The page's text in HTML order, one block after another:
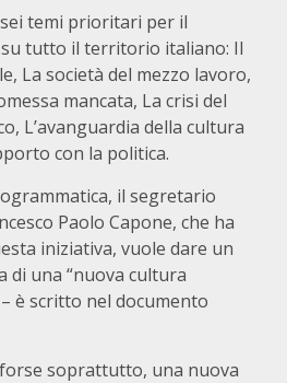
temi prioritari per il
tutto il territorio italiano: Il
La società del mezzo lavoro,
mancata, La crisi del
L’avanguardia della cultura
con la politica.
il segretario
Paolo Capone, che ha
iniziativa, vuole dare un
di una “nuova cultura
è scritto nel documento
soprattutto, una nuova